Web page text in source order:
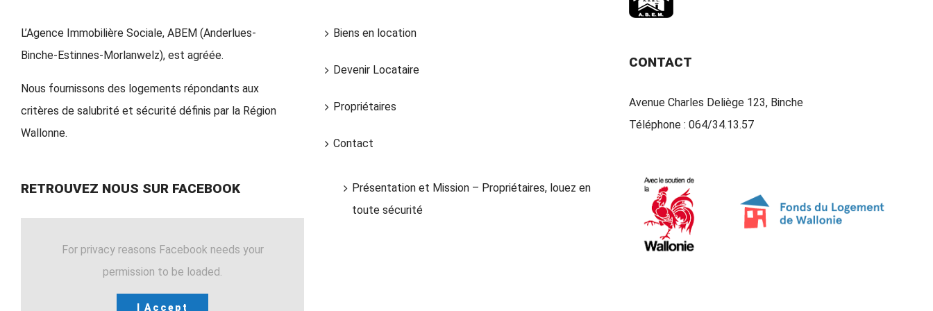
L’Agence Immobilière Sociale, ABEM (Anderlues-
Binche-Estinnes-Morlanwelz), est agréée.
Nous fournissons des logements répondants aux
critères de salubrité et sécurité définis par la Région
Wallonne.
RETROUVEZ NOUS SUR FACEBOOK
For privacy reasons Facebook needs your
permission to be loaded.
I Accept
Biens en location
Devenir Locataire
Propriétaires
Contact
Présentation et Mission – Propriétaires, louez en
toute sécurité
CONTACT
Avenue Charles Deliège 123, Binche
Téléphone : 064/34.13.57